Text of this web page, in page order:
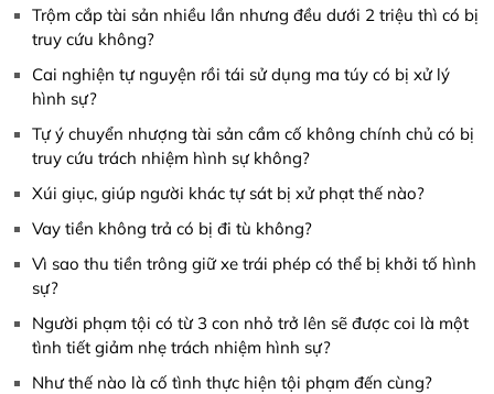
Trộm cắp tài sản nhiều lần nhưng đều dưới 2 triệu thì có bị
truy cứu không?
Cai nghiện tự nguyện rồi tái sử dụng ma túy có bị xử lý
hình sự?
Tự ý chuyển nhượng tài sản cầm cố không chính chủ có bị
truy cứu trách nhiệm hình sự không?
Xúi giục, giúp người khác tự sát bị xử phạt thế nào?
Vay tiền không trả có bị đi tù không?
Vì sao thu tiền trông giữ xe trái phép có thể bị khởi tố hình
sự?
Người phạm tội có từ 3 con nhỏ trở lên sẽ được coi là một
tình tiết giảm nhẹ trách nhiệm hình sự?
Như thế nào là cố tình thực hiện tội phạm đến cùng?